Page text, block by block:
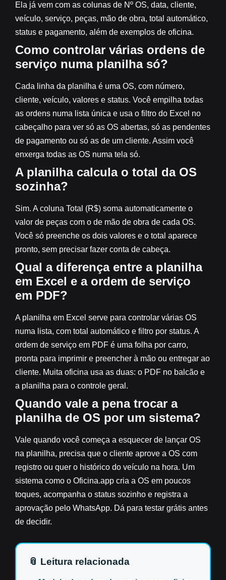
Ela já vem com as colunas de Nº OS, data, cliente,
veículo, serviço, peças, mão de obra, total automático,
status e pagamento, além de exemplos de oficina.
Como controlar várias ordens de
serviço numa planilha só?
Cada linha da planilha é uma OS, com número,
cliente, veículo, valores e status. Você empilha todas
as ordens numa lista única e usa o filtro do Excel no
cabeçalho para ver só as OS abertas, só as pendentes
de pagamento ou só as de um cliente. Assim você
enxerga todas as OS numa tela só.
A planilha calcula o total da OS
sozinha?
Sim. A coluna Total (R$) soma automaticamente o
valor de peças com o de mão de obra de cada OS.
Você só preenche os dois valores e o total aparece
pronto, sem precisar fazer conta de cabeça.
Qual a diferença entre a planilha
em Excel e a ordem de serviço
em PDF?
A planilha em Excel serve para controlar várias OS
numa lista, com total automático e filtro por status. A
ordem de serviço em PDF é uma folha por carro,
pronta para imprimir e preencher à mão ou entregar ao
cliente. Muita oficina usa as duas: o PDF no balcão e
a planilha para o controle geral.
Quando vale a pena trocar a
planilha de OS por um sistema?
Vale quando você começa a esquecer de lançar OS
na planilha, precisa que o cliente aprove a OS com
registro ou quer o histórico do veículo na hora. Um
sistema como o Oficina.app cria a OS em poucos
toques, acompanha o status sozinho e registra a
aprovação pelo WhatsApp. Dá para testar grátis antes
de decidir.
📎 Leitura relacionada